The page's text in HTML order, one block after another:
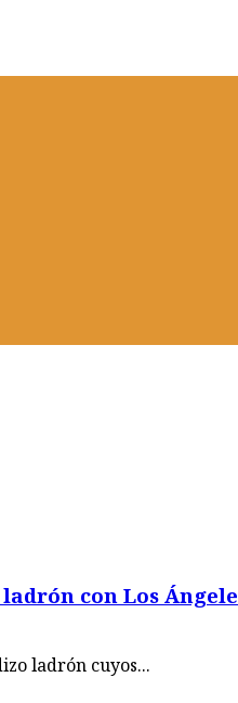
ladrón con Los
ladrón cuyos...